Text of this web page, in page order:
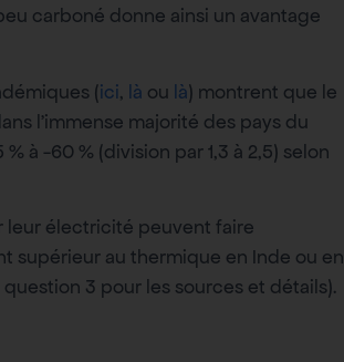
carboné donne ainsi un avantage
(ici, là ou là) montrent que le
l’immense majorité des pays du
à -60 % (division par 1,3 à 2,5) selon
leur électricité peuvent faire
supérieur au thermique en Inde ou en
3 pour les sources et détails).